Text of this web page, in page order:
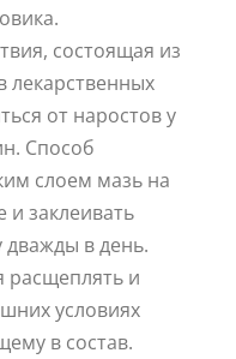
состоящая из
лекарственных
от наростов у
Способ
слоем мазь на
заклеивать
дважды в день.
расщеплять и
условиях
в состав.